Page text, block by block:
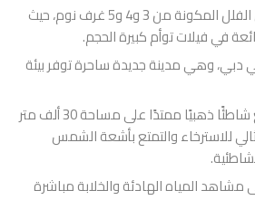
مجموعة فاخرة من الفلل المكونة من 3 و4 و5 غرف نوم، حيث
في فيلات توأم كبيرة الحجم.
دبي، وهي مدينة جديدة ساحرة توفر بيئة
ستجد داخل المجتمع شاطئًا ذهبيًا ممتدًا على مساحة 30 ألف متر
للاسترخاء والتمتع بأشعة الشمس
المياه الهادئة والخلابة مباشرة